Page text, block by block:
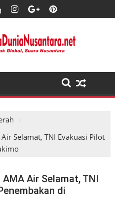
Selamat, TNI Evakuasi Pilot
Air Selamat, TNI
di